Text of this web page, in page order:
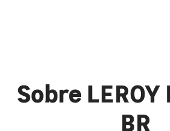
Sobre
BR